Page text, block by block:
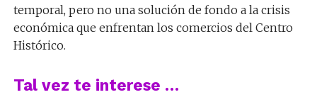
temporal, pero no una solución de fondo a la crisis
económica que enfrentan los comercios del Centro
Histórico.
Tal vez te interese …